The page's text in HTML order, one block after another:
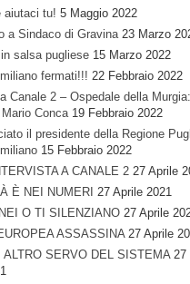
aiutaci tu! 5 Maggio 2022
a Sindaco di Gravina 23 Marzo
salsa pugliese 15 Marzo 2022
fermati!!! 22 Febbraio 2022
Canale 2 – Ospedale della
Conca 19 Febbraio 2022
il presidente della Regione
15 Febbraio 2022
A CANALE 2 27 Aprile
È NEI NUMERI 27 Aprile 2021
O TI SILENZIANO 27 Aprile
ASSASSINA 27 Aprile
ALTRO SERVO DEL SISTEMA 27